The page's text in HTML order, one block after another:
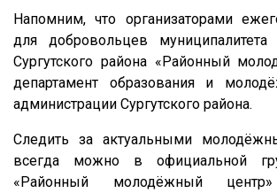
Напомним, что организаторами
для добровольцев
Сургутского района «Районный
департамент образования и
администрации Сургутского района.
Следить за актуальными
всегда можно в официальной
«Районный молодёжный